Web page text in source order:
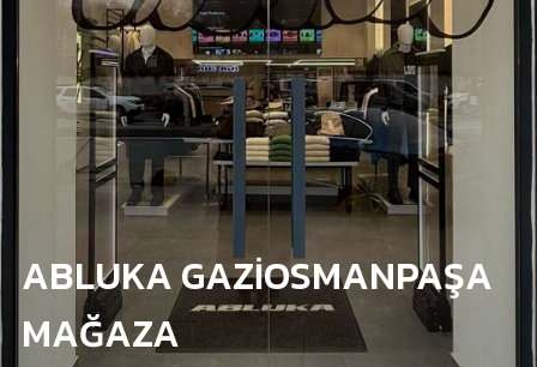
ABLUKA GAZİOSMANPAŞA
MAĞAZA